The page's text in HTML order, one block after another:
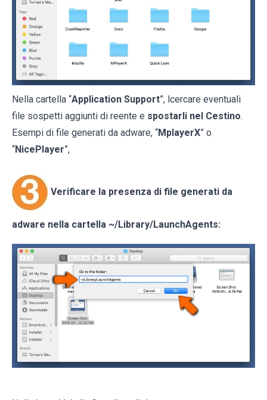
Nella cartella “Application Support”, lcercare eventuali
file sospetti aggiunti di reente e spostarli nel Cestino.
Esempi di file generati da adware, “MplayerX” o
“NicePlayer”,
Verificare la presenza di file generati da
adware nella cartella ~/Library/LaunchAgents: